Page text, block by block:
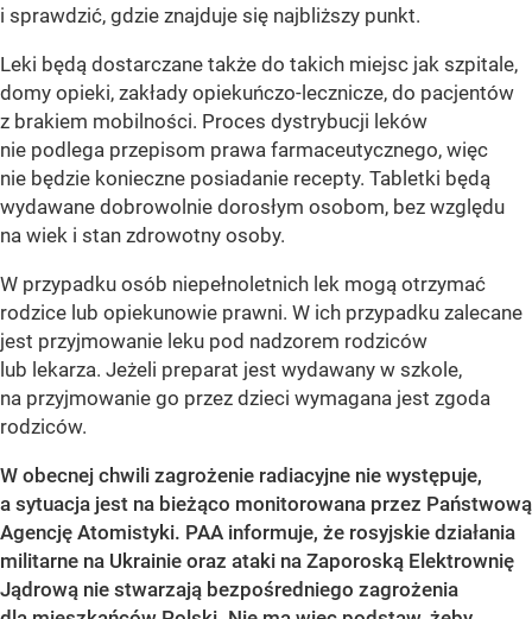
i sprawdzić, gdzie znajduje się najbliższy punkt.
Leki będą dostarczane także do takich miejsc jak szpitale,
domy opieki, zakłady opiekuńczo-lecznicze, do pacjentów
z brakiem mobilności. Proces dystrybucji leków
nie podlega przepisom prawa farmaceutycznego, więc
nie będzie konieczne posiadanie recepty. Tabletki będą
wydawane dobrowolnie dorosłym osobom, bez względu
na wiek i stan zdrowotny osoby.
W przypadku osób niepełnoletnich lek mogą otrzymać
rodzice lub opiekunowie prawni. W ich przypadku zalecane
jest przyjmowanie leku pod nadzorem rodziców
lub lekarza. Jeżeli preparat jest wydawany w szkole,
na przyjmowanie go przez dzieci wymagana jest zgoda
rodziców.
W obecnej chwili zagrożenie radiacyjne nie występuje,
a sytuacja jest na bieżąco monitorowana przez Państwową
Agencję Atomistyki. PAA informuje, że rosyjskie działania
militarne na Ukrainie oraz ataki na Zaporoską Elektrownię
Jądrową nie stwarzają bezpośredniego zagrożenia